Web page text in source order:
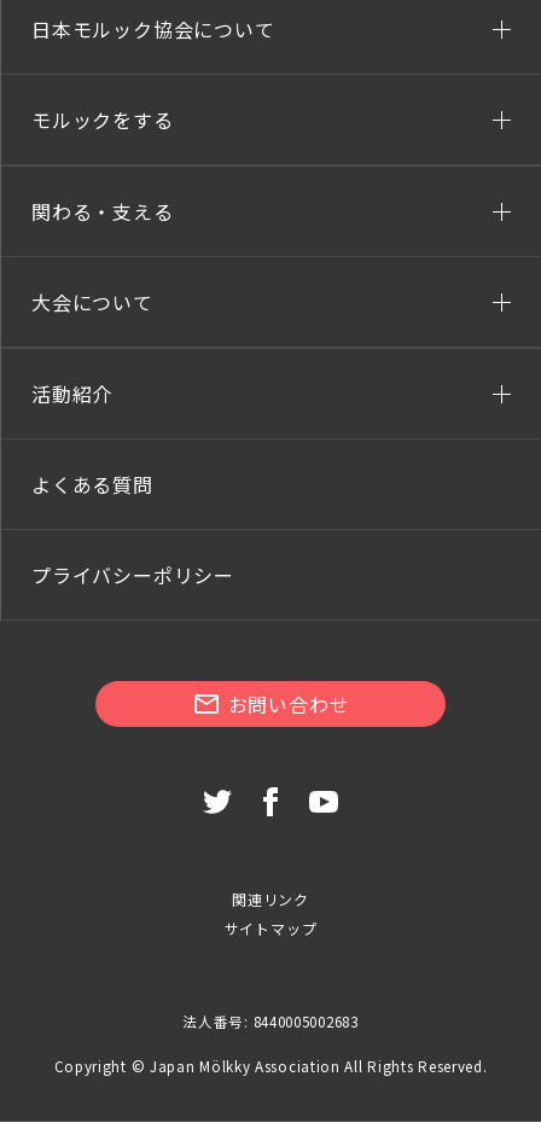
日本モルック協会について
モルックをする
関わる・支える
大会について
活動紹介
よくある質問
プライバシーポリシー
お問い合わせ
関連リンク
サイトマップ
法人番号: 8440005002683
Copyright © Japan Mölkky Association All Rights Reserved.